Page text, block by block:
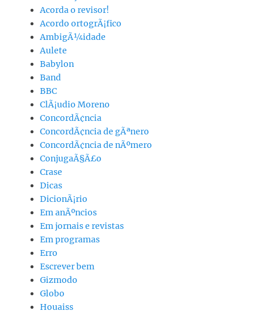
Acorda o revisor!
Acordo ortogrÃ¡fico
AmbigÃ¼idade
Aulete
Babylon
Band
BBC
ClÃ¡udio Moreno
ConcordÃ¢ncia
ConcordÃ¢ncia de gÃªnero
ConcordÃ¢ncia de nÃºmero
ConjugaÃ§Ã£o
Crase
Dicas
DicionÃ¡rio
Em anÃºncios
Em jornais e revistas
Em programas
Erro
Escrever bem
Gizmodo
Globo
Houaiss